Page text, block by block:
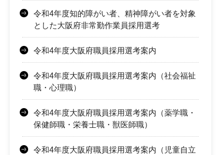
令和4年度知的障がい者、精神障がい者を対象
とした大阪府非常勤作業員採用選考
令和4年度大阪府職員採用選考案内
令和4年度大阪府職員採用選考案内（社会福祉
職・心理職）
令和4年度大阪府職員採用選考案内（薬学職・
保健師職・栄養士職・獣医師職）
令和4年度大阪府職員採用選考案内（児童自立